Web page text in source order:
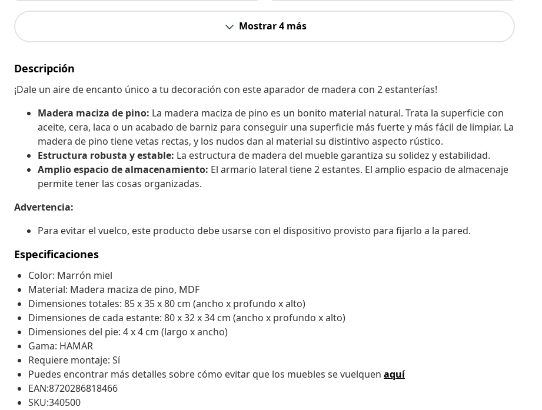
Mostrar 4 más
Descripción
¡Dale un aire de encanto único a tu decoración con este aparador de madera con 2 estanterías!
Madera maciza de pino: La madera maciza de pino es un bonito material natural. Trata la superficie con
aceite, cera, laca o un acabado de barniz para conseguir una superficie más fuerte y más fácil de limpiar. La
madera de pino tiene vetas rectas, y los nudos dan al material su distintivo aspecto rústico.
Estructura robusta y estable: La estructura de madera del mueble garantiza su solidez y estabilidad.
Amplio espacio de almacenamiento: El armario lateral tiene 2 estantes. El amplio espacio de almacenaje
permite tener las cosas organizadas.
Advertencia:
Para evitar el vuelco, este producto debe usarse con el dispositivo provisto para fijarlo a la pared.
Especificaciones
Color: Marrón miel
Material: Madera maciza de pino, MDF
Dimensiones totales: 85 x 35 x 80 cm (ancho x profundo x alto)
Dimensiones de cada estante: 80 x 32 x 34 cm (ancho x profundo x alto)
Dimensiones del pie: 4 x 4 cm (largo x ancho)
Gama: HAMAR
Requiere montaje: Sí
Puedes encontrar más detalles sobre cómo evitar que los muebles se vuelquen aquí
EAN:8720286818466
SKU:340500